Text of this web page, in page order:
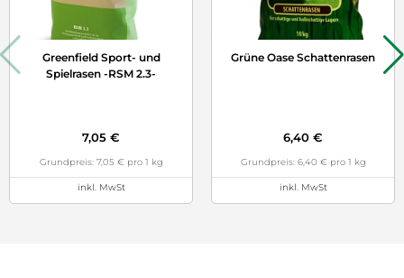
Greenfield Sport- und
Spielrasen -RSM 2.3-
7,05 €
Grundpreis: 7,05 € pro 1 kg
inkl. MwSt
Grüne Oase Schattenrasen
6,40 €
Grundpreis: 6,40 € pro 1 kg
inkl. MwSt